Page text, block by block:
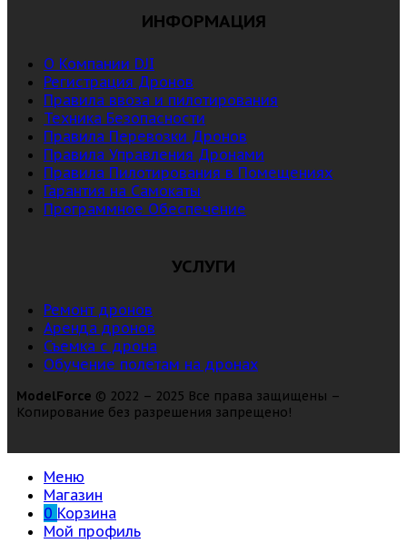
ИНФОРМАЦИЯ
О Компании DJI
Регистрация Дронов
Правила ввоза и пилотирования
Техника Безопасности
Правила Перевозки Дронов
Правила Управления Дронами
Правила Пилотирования в Помещениях
Гарантия на Самокаты
Программное Обеспечение
УСЛУГИ
Ремонт дронов
Аренда дронов
Съемка с дрона
Обучение полетам на дронах
ModelForce © 2022 – 2025 Все права защищены –
Копирование без разрешения запрещено!
Меню
Магазин
0 Корзина
Мой профиль